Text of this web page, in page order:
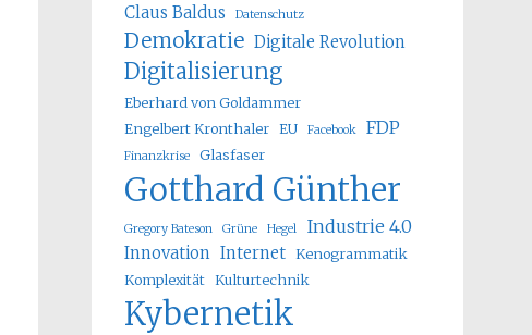
Claus Baldus Datenschutz
Demokratie Digitale Revolution
Digitalisierung
Eberhard von Goldammer
Engelbert Kronthaler EU Facebook FDP
Finanzkrise Glasfaser
Gotthard Günther
Gregory Bateson Grüne Hegel Industrie 4.0
Innovation Internet Kenogrammatik
Komplexität Kulturtechnik
Kybernetik